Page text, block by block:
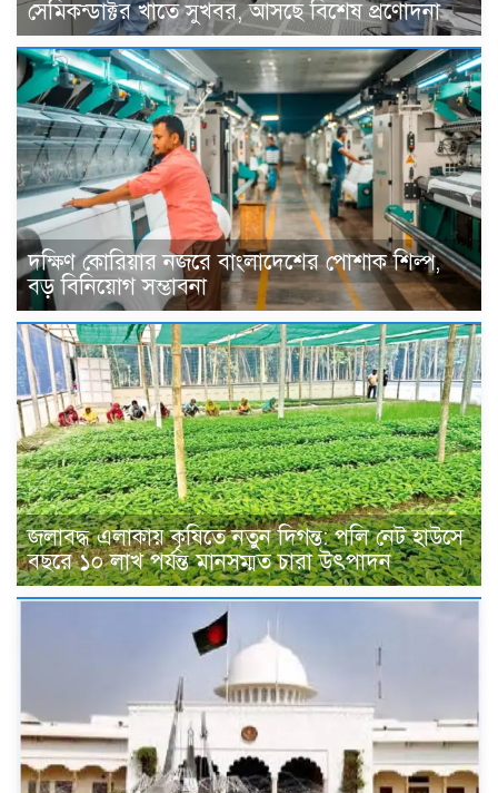
সেমিকন্ডাক্টর খাতে সুখবর, আসছে বিশেষ প্রণোদনা
দক্ষিণ কোরিয়ার নজরে বাংলাদেশের পোশাক শিল্প,
বড় বিনিয়োগ সম্ভাবনা
জলাবদ্ধ এলাকায় কৃষিতে নতুন দিগন্ত: পলি নেট হাউসে
বছরে ১০ লাখ পর্যন্ত মানসম্মত চারা উৎপাদন